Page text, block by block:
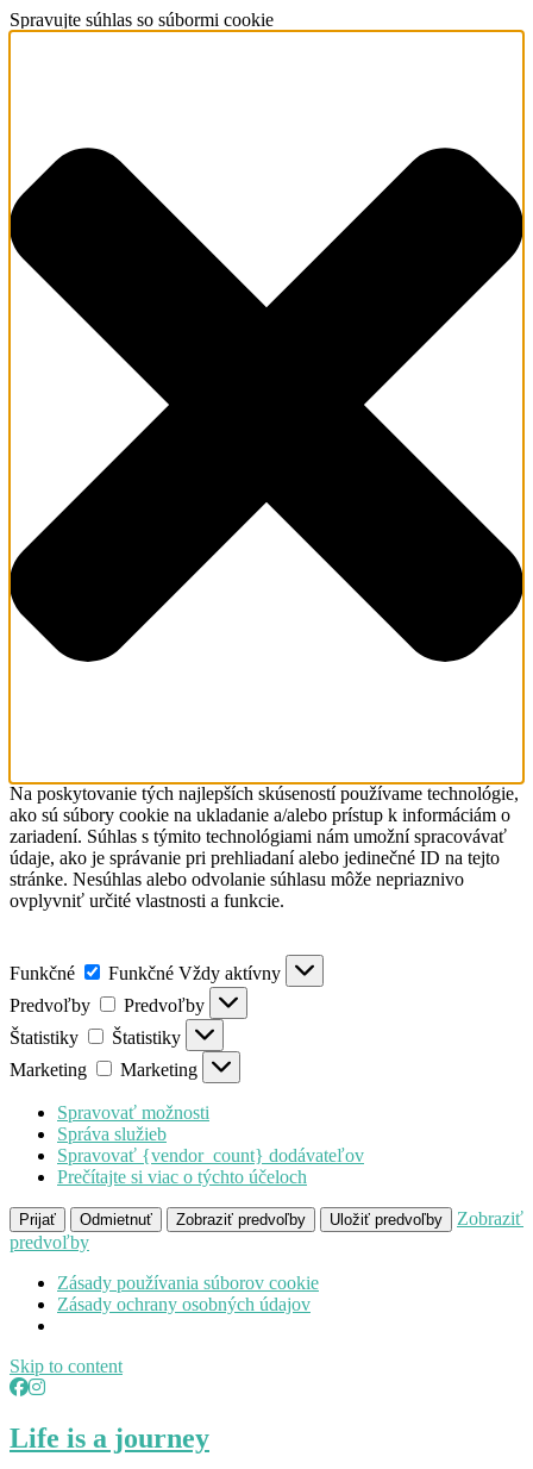
Spravujte súhlas so súbormi cookie
Na poskytovanie tých najlepších skúseností používame technológie,
ako sú súbory cookie na ukladanie a/alebo prístup k informáciám o
zariadení. Súhlas s týmito technológiami nám umožní spracovávať
údaje, ako je správanie pri prehliadaní alebo jedinečné ID na tejto
stránke. Nesúhlas alebo odvolanie súhlasu môže nepriaznivo
ovplyvniť určité vlastnosti a funkcie.
Funkčné Funkčné Vždy aktívny
Predvoľby
Predvoľby
Štatistiky
Štatistiky
Marketing
Marketing
Spravovať možnosti
Správa služieb
Spravovať {vendor_count} dodávateľov
Prečítajte si viac o týchto účeloch
Prijať Odmietnuť Zobraziť predvoľby Uložiť predvoľby
Zobraziť
predvoľby
Zásady používania súborov cookie
Zásady ochrany osobných údajov
Skip to content
Life is a journey